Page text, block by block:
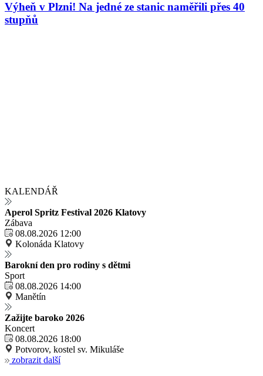
Výheň v Plzni! Na jedné ze stanic naměřili přes 40
stupňů
KALENDÁŘ
Aperol Spritz Festival 2026 Klatovy
Zábava
08.08.2026 12:00
Kolonáda Klatovy
Barokní den pro rodiny s dětmi
Sport
08.08.2026 14:00
Manětín
Zažijte baroko 2026
Koncert
08.08.2026 18:00
Potvorov, kostel sv. Mikuláše
zobrazit další